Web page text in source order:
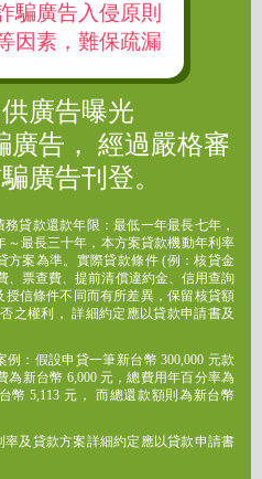
騙廣告入侵原則
因素，難保疏漏
廣告曝光
廣告， 經過嚴格審
廣告刊登。
貸款還款年限：最低一年最長七年，
～最長三十年，本方案貸款機動年利率
方案為準。實際貸款條件 (例：核貸金
、票查費、提前清償違約金、信用查詢
信條件不同而有所差異，保留核貸額
之權利， 詳細約定應以貸款申請書及
：假設申貸一筆新台幣 300,000 元款
為新台幣 6,000 元，總費用年百分率為
幣 5,113 元， 而總還款額則為新台幣
及貸款方案詳細約定應以貸款申請書